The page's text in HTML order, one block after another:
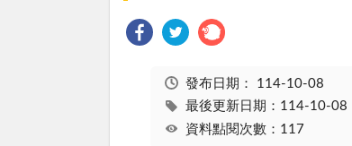
發布日期： 114-10-08
最後更新日期：114-10-08
資料點閱次數：117